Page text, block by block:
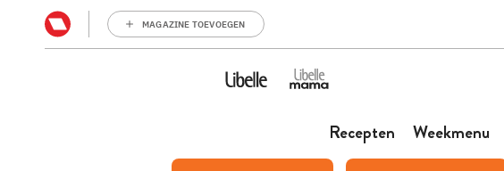
MAGAZINE TOEVOEGEN
Recepten Weekmenu